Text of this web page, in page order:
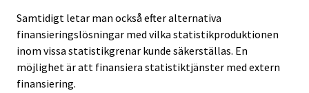
Samtidigt letar man också efter alternativa
finansieringslösningar med vilka statistikproduktionen
inom vissa statistikgrenar kunde säkerställas. En
möjlighet är att finansiera statistiktjänster med extern
finansiering.